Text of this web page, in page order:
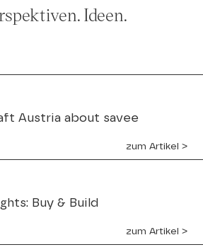
Ideen.
Austria about savee
zum Artikel ˃
Buy & Build
zum Artikel ˃